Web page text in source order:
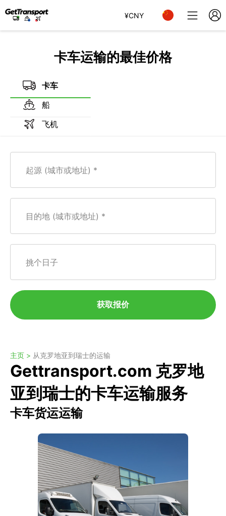
¥CNY
卡车运输的最佳价格
卡车
船
飞机
起源 (城市或地址)
目的地 (城市或地址)
挑个日子
获取报价
主页 > 从克罗地亚到瑞士的运输
Gettransport.com 克罗地
亚到瑞士的卡车运输服务
卡车货运运输